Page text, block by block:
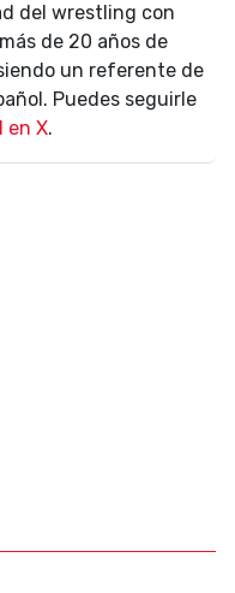
del wrestling con
de 20 años de
un referente de
Puedes seguirle
en X.